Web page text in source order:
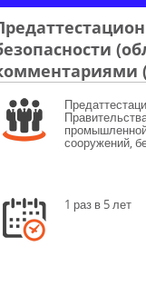
промышленной
сооружений,
1 раз в 5 лет